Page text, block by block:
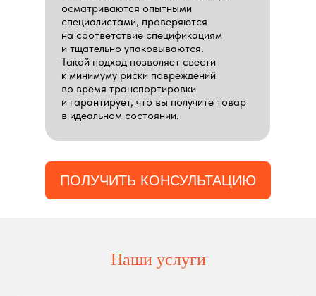
осматриваются опытными
специалистами, проверяются
на соответствие спецификациям
и тщательно упаковываются.
Такой подход позволяет свести
к минимуму риски повреждений
во время транспортировки
и гарантирует, что вы получите товар
в идеальном состоянии.
ПОЛУЧИТЬ КОНСУЛЬТАЦИЮ
Наши услуги